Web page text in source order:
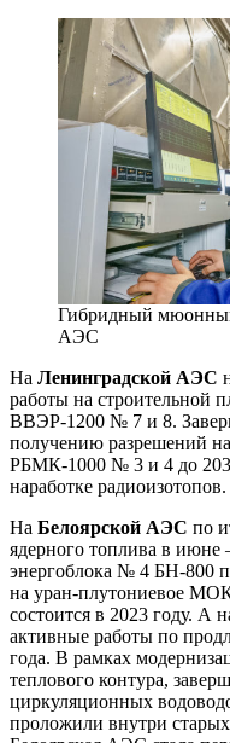
Гибридный
АЭС
На Ленинградской АЭС
работы на строительной
ВВЭР-1200 № 7 и 8.
получению разрешений
РБМК-1000 № 3 и 4 до
наработке радиоизотопов.
На Белоярской АЭС по
ядерного топлива в июне
энергоблока № 4 БН-800
на уран-плутониевое
состоится в 2023 году. А
активные работы по
года. В рамках
теплового контура,
циркуляционных
проложили внутри